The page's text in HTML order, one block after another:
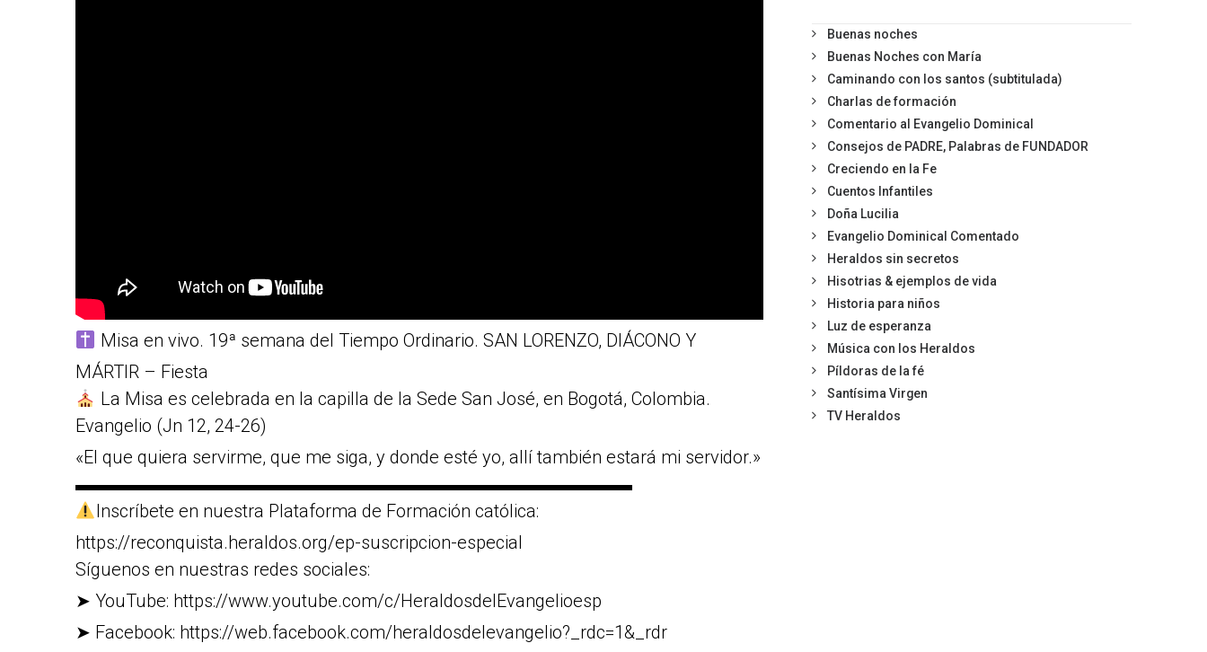
Misa en vivo. 19ª semana del Tiempo Ordinario. SAN LORENZO, DIÁCONO Y
MÁRTIR – Fiesta
La Misa es celebrada en la capilla de la Sede San José, en Bogotá, Colombia.
Evangelio (Jn 12, 24-26)
«El que quiera servirme, que me siga, y donde esté yo, allí también estará mi servidor.»
▬▬▬▬▬▬▬▬▬▬▬▬▬▬▬▬▬▬▬▬▬▬▬▬▬▬▬▬▬▬▬
Inscríbete en nuestra Plataforma de Formación católica:
https://reconquista.heraldos.org/ep-suscripcion-especial
Síguenos en nuestras redes sociales:
➤ YouTube: https://www.youtube.com/c/HeraldosdelEvangelioesp
➤ Facebook: https://web.facebook.com/heraldosdelevangelio?_rdc=1&_rdr
Buenas noches
Buenas Noches con María
Caminando con los santos (subtitulada)
Charlas de formación
Comentario al Evangelio Dominical
Consejos de PADRE, Palabras de FUNDADOR
Creciendo en la Fe
Cuentos Infantiles
Doña Lucilia
Evangelio Dominical Comentado
Heraldos sin secretos
Hisotrias & ejemplos de vida
Historia para niños
Luz de esperanza
Música con los Heraldos
Píldoras de la fé
Santísima Virgen
TV Heraldos